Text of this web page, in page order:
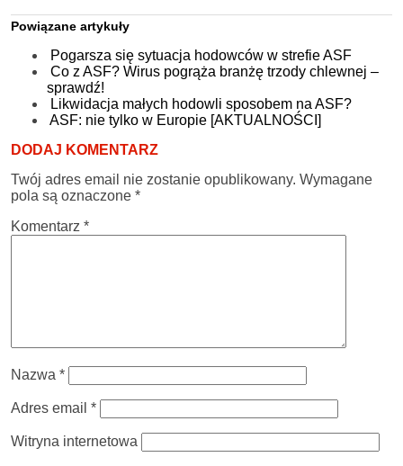
Powiązane artykuły
Pogarsza się sytuacja hodowców w strefie ASF
Co z ASF? Wirus pogrąża branżę trzody chlewnej –
sprawdź!
Likwidacja małych hodowli sposobem na ASF?
ASF: nie tylko w Europie [AKTUALNOŚCI]
DODAJ KOMENTARZ
Twój adres email nie zostanie opublikowany. Wymagane
pola są oznaczone *
Komentarz *
Nazwa *
Adres email *
Witryna internetowa